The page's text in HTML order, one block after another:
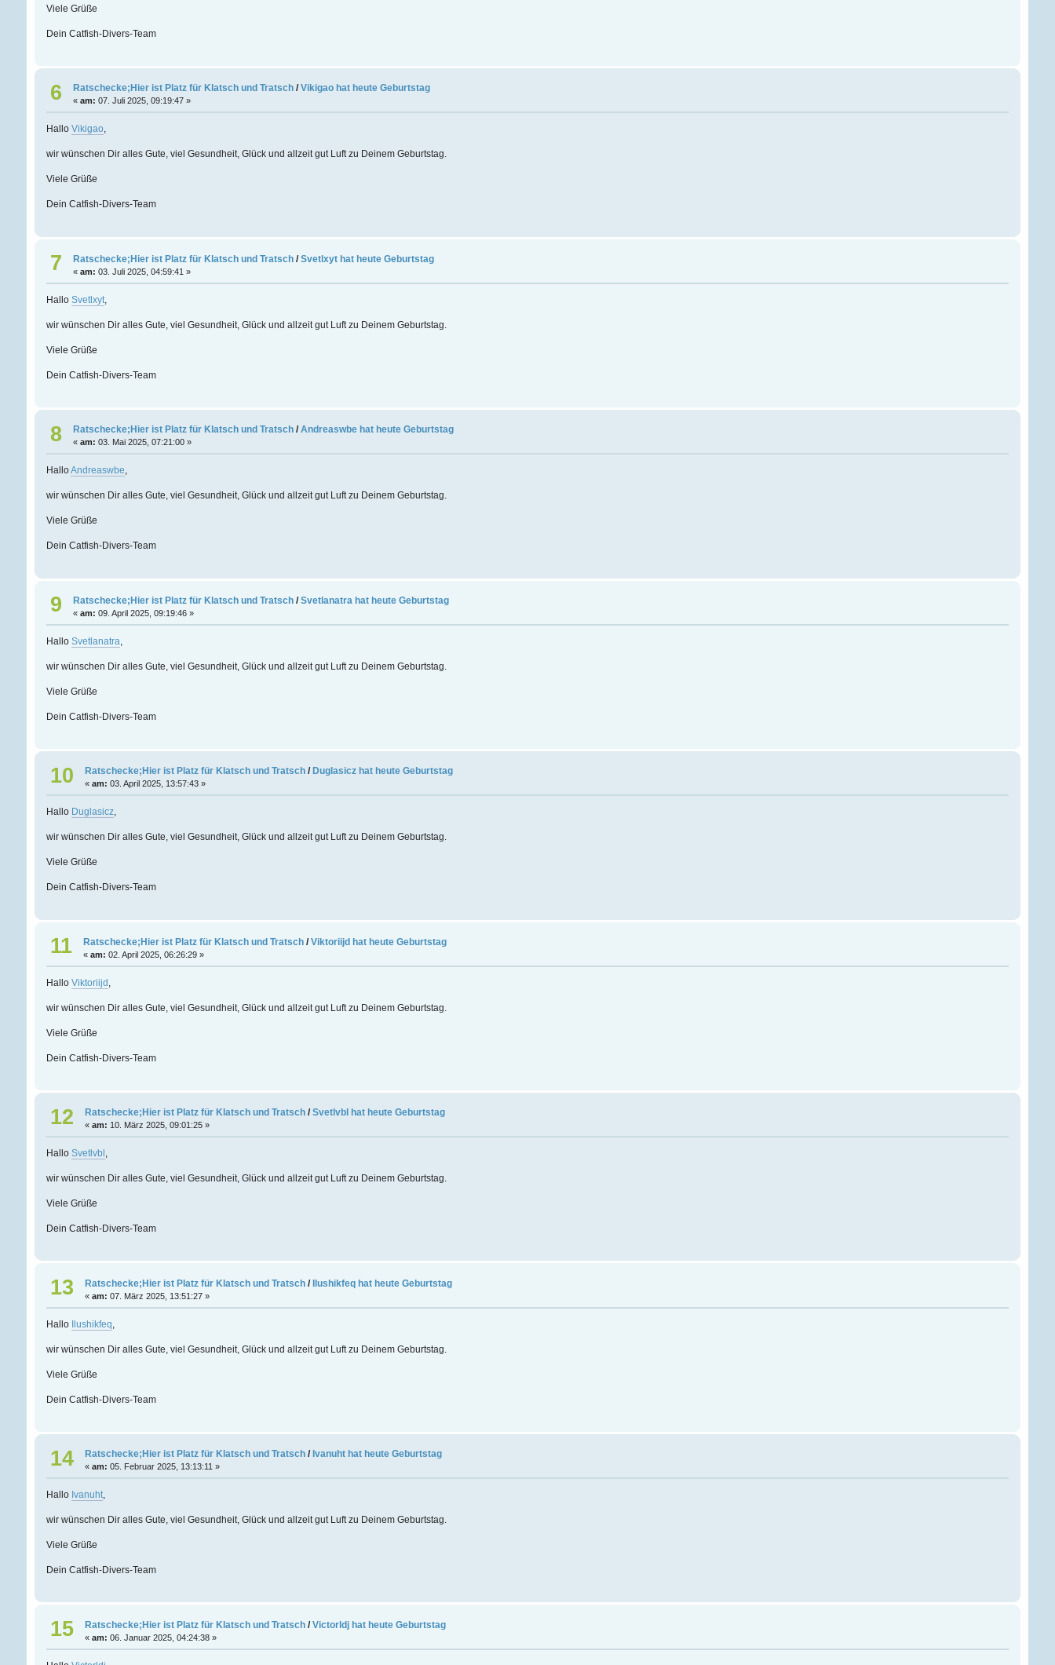
Viele Grüße
Dein Catfish-Divers-Team
6 Ratschecke;Hier ist Platz für Klatsch und Tratsch/Vikigao hat heute Geburtstag
« am: 07. Juli 2025, 09:19:47 »
Hallo Vikigao,
wir wünschen Dir alles Gute, viel Gesundheit, Glück und allzeit gut Luft zu Deinem Geburtstag.
Viele Grüße
Dein Catfish-Divers-Team
7 Ratschecke;Hier ist Platz für Klatsch und Tratsch/Svetlxyt hat heute Geburtstag
« am: 03. Juli 2025, 04:59:41 »
Hallo Svetlxyt,
wir wünschen Dir alles Gute, viel Gesundheit, Glück und allzeit gut Luft zu Deinem Geburtstag.
Viele Grüße
Dein Catfish-Divers-Team
8 Ratschecke;Hier ist Platz für Klatsch und Tratsch/Andreaswbe hat heute Geburtstag
« am: 03. Mai 2025, 07:21:00 »
HalloAndreaswbe,
wir wünschen Dir alles Gute, viel Gesundheit, Glück und allzeit gut Luft zu Deinem Geburtstag.
Viele Grüße
Dein Catfish-Divers-Team
9 Ratschecke;Hier ist Platz für Klatsch und Tratsch/Svetlanatra hat heute Geburtstag
« am: 09. April 2025, 09:19:46 »
Hallo Svetlanatra,
wir wünschen Dir alles Gute, viel Gesundheit, Glück und allzeit gut Luft zu Deinem Geburtstag.
Viele Grüße
Dein Catfish-Divers-Team
10 Ratschecke;Hier ist Platz für Klatsch und Tratsch/ Duglasicz hat heute Geburtstag
« am: 03. April 2025, 13:57:43 »
Hallo Duglasicz,
wir wünschen Dir alles Gute, viel Gesundheit, Glück und allzeit gut Luft zu Deinem Geburtstag.
Viele Grüße
Dein Catfish-Divers-Team
11 Ratschecke;Hier ist Platz für Klatsch und Tratsch/Viktoriijd hat heute Geburtstag
« am: 02. April 2025, 06:26:29 »
Hallo Viktoriijd
wir wünschen Dir alles Gute, viel Gesundheit, Glück und allzeit gut Luft zu Deinem Geburtstag.
Viele Grüße
Dein Catfish-Divers-Team
12 Ratschecke;Hier ist Platz für Klatsch und Tratsch/Svetlvbl hat heute Geburtstag
« am: 10. März 2025, 09:01:25 »
Hallo Svetlvbl ,
wir wünschen Dir alles Gute, viel Gesundheit, Glück und allzeit gut Luft zu Deinem Geburtstag.
Viele Grüße
Dein Catfish-Divers-Team
13 Ratschecke;Hier ist Platz für Klatsch und Tratsch/Ilushikfeq hat heute Geburtstag
« am: 07. März 2025, 13:51:27 »
Hallo Ilushikfeq
wir wünschen Dir alles Gute, viel Gesundheit, Glück und allzeit gut Luft zu Deinem Geburtstag.
Viele Grüße
Dein Catfish-Divers-Team
14 Ratschecke;Hier ist Platz für Klatsch und Tratsch/ Ivanuht hat heute Geburtstag
« am: 05. Februar 2025, 13:13:11 »
Hallo Ivanuht,
wir wünschen Dir alles Gute, viel Gesundheit, Glück und allzeit gut Luft zu Deinem Geburtstag.
Viele Grüße
Dein Catfish-Divers-Team
15 Ratschecke;Hier ist Platz für Klatsch und Tratsch/Victorldj hat heute Geburtstag
« am: 06. Januar 2025, 04:24:38 »